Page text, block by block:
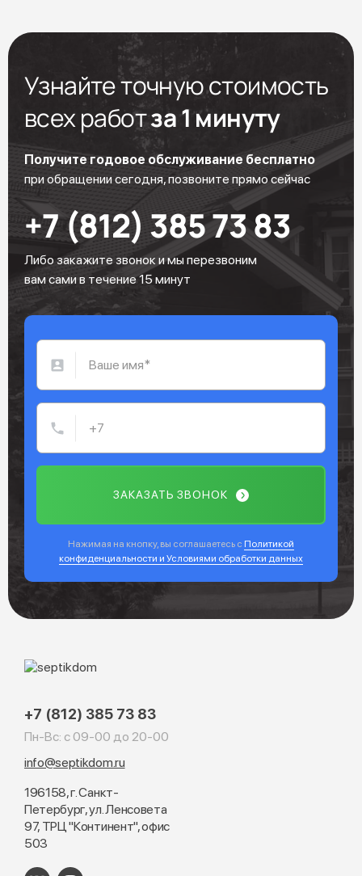
Узнайте точную стоимость
всех работза 1 минуту
Получите годовое обслуживание бесплатно
при обращении сегодня, позвоните прямо сейчас
+7 (812) 385 73 83
Либо закажите звонок и мы перезвоним
вам сами в течение 15 минут
ЗАКАЗАТЬ ЗВОНОК
Нажимая на кнопку, вы соглашаетесь с Политикой
конфиденциальности и Условиями обработки данных
+7 (812) 385 73 83
Пн-Вс: с 09-00 до 20-00
info@septikdom.ru
196158, г. Санкт-
Петербург, ул. Ленсовета
97, ТРЦ "Континент", офис
503